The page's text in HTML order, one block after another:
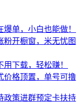
单，小白也能做！
粉开橱窗，米无忧图
下载，轻松赚！
价格顶置，单号可撸
政策进群预定卡扶持